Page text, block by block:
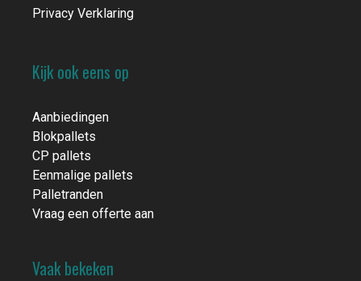
Privacy Verklaring
Kijk ook eens op
Aanbiedingen
Blokpallets
CP pallets
Eenmalige pallets
Palletranden
Vraag een offerte aan
Vaak bekeken